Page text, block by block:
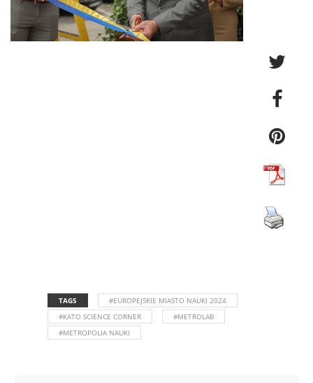
TAGS
#EUROPEJSKIE MIASTO NAUKI 2024
#KATO SCIENCE CORNER
#METROLAB
#METROPOLIA NAUKI